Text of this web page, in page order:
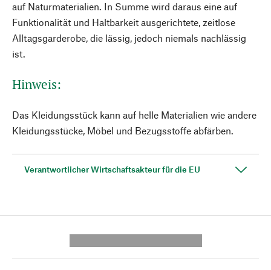
auf Naturmaterialien. In Summe wird daraus eine auf
Funktionalität und Haltbarkeit ausgerichtete, zeitlose
Alltagsgarderobe, die lässig, jedoch niemals nachlässig
ist.
Hinweis:
Das Kleidungsstück kann auf helle Materialien wie andere
Kleidungsstücke, Möbel und Bezugsstoffe abfärben.
Verantwortlicher Wirtschaftsakteur für die EU